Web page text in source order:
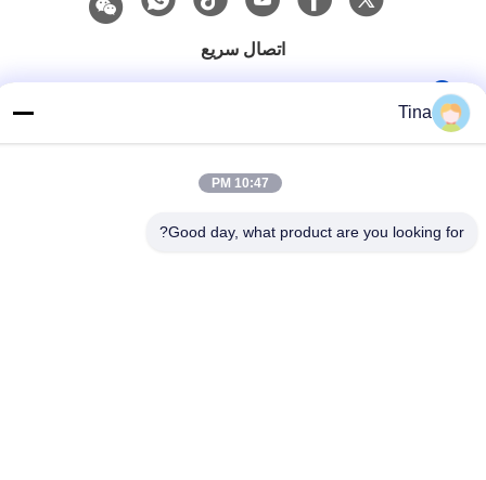
اتصال سريع
العنوان
Tina
10:47 PM
Good day, what product are you looking for?